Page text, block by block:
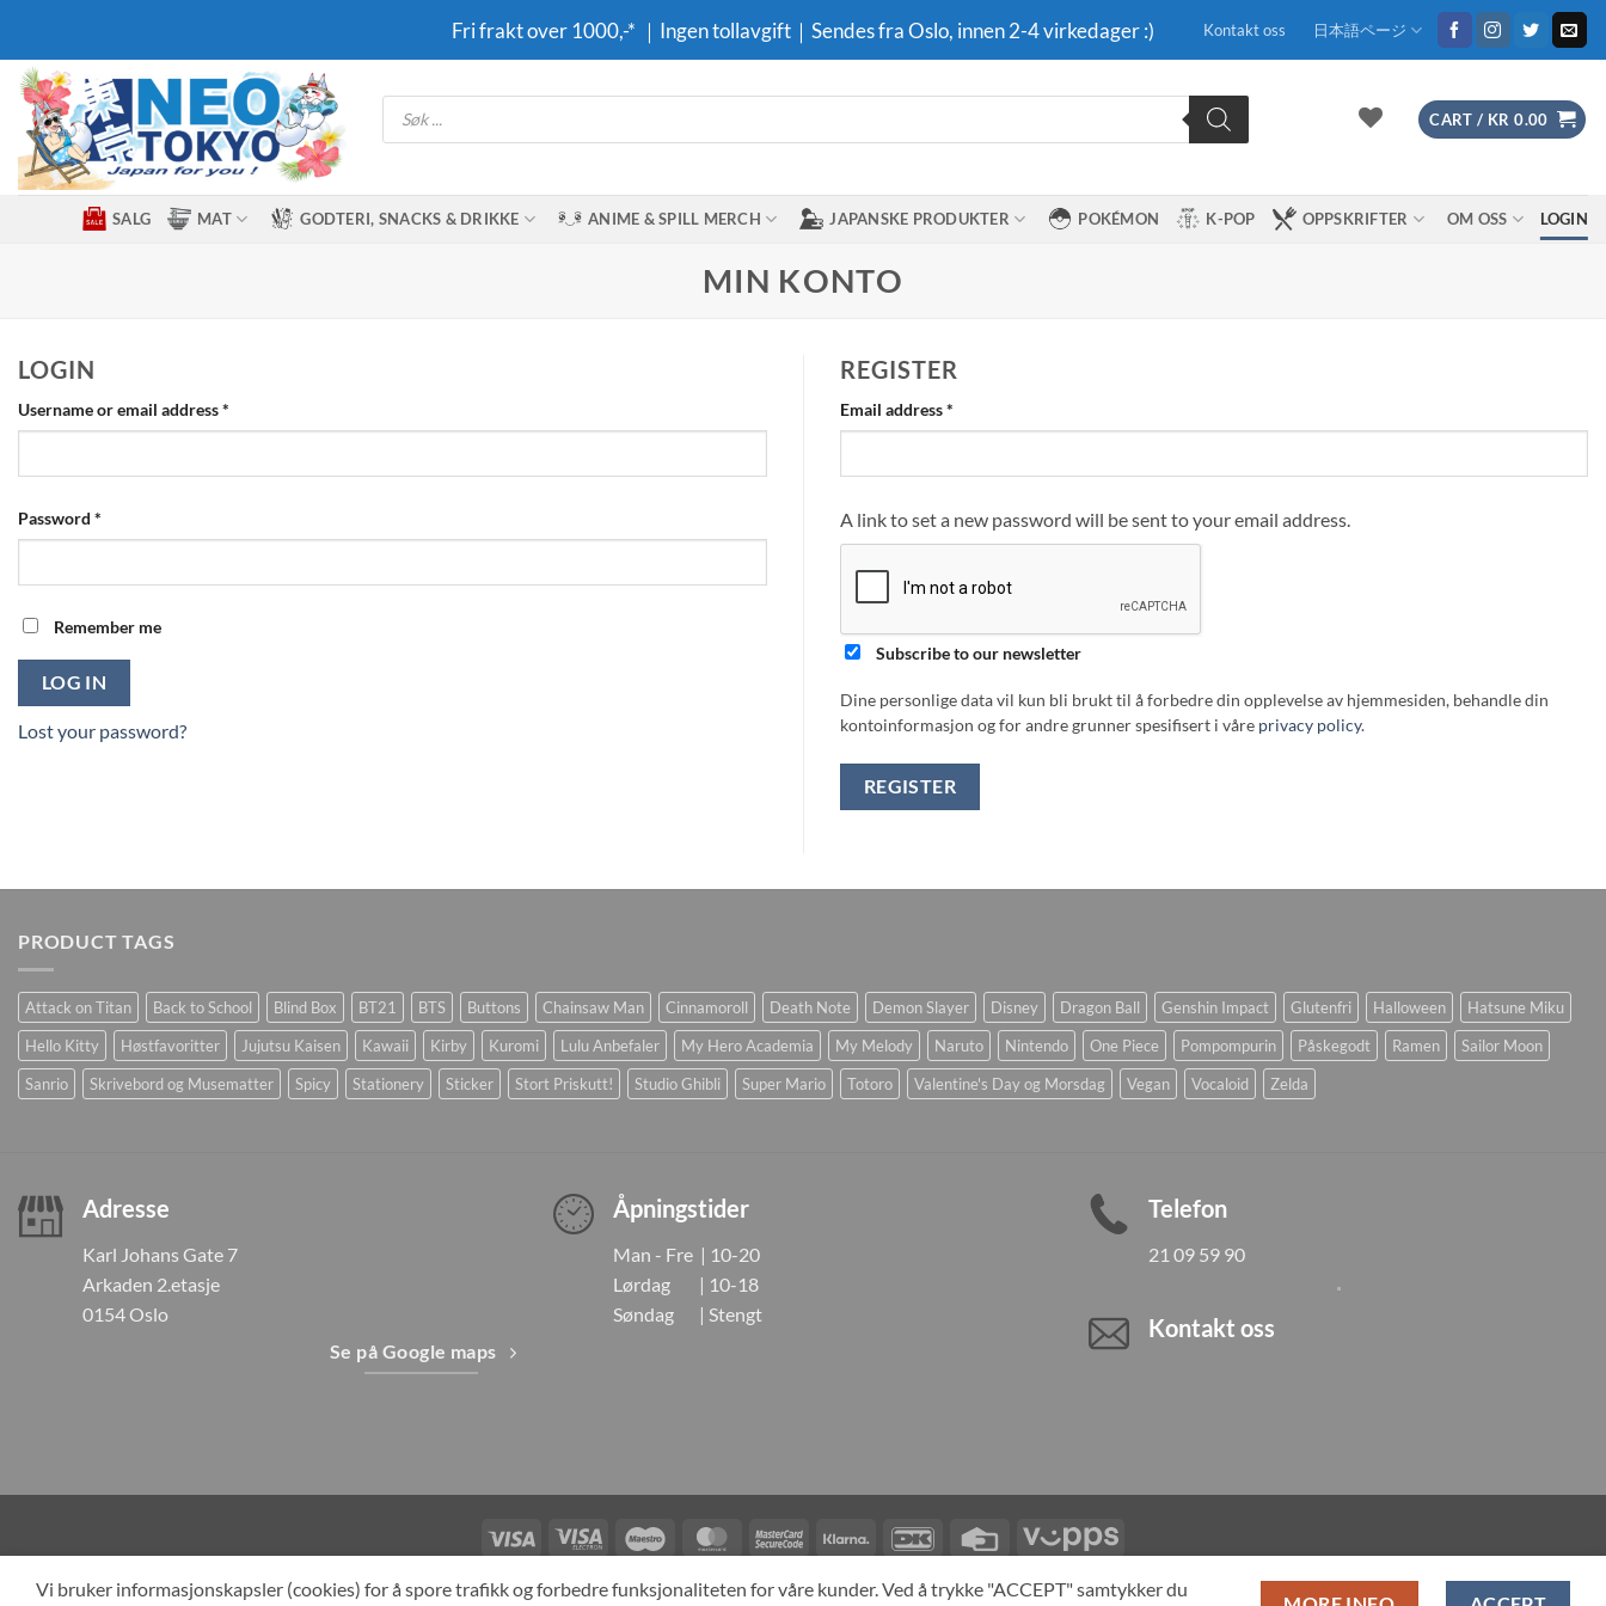
content
Fri frakt over 1000,-* ｜Ingen tollavgift｜Sendes fra Oslo, innen 2-4 virkedager :) Kontakt oss 日本語ページ
Products
search
CART / KR 0.00
SALG MAT GODTERI, SNACKS & DRIKKE ANIME & SPILL MERCH JAPANSKE PRODUKTER POKÉMON K-POP OPPSKRIFTER OM OSS LOGIN
MIN KONTO
LOGIN
Username or email address*
Password *
Remember me
LOG IN
Lost your password?
REGISTER
Email address*
A link to set a new password will be sent to your email address.
Subscribe to our newsletter
Dine personlige data vil kun bli brukt til å forbedre din opplevelse av hjemmesiden, behandle din
kontoinformasjon og for andre grunner spesifisert i våre privacy policy.
REGISTER
PRODUCT TAGS
Attack on Titan Back to School Blind Box BT21 BTS Buttons Chainsaw Man Cinnamoroll Death Note Demon Slayer Disney Dragon Ball Genshin Impact Glutenfri Halloween
Hatsune Miku
Hello Kitty
Høstfavoritter Jujutsu Kaisen Kawaii Kirby Kuromi Lulu Anbefaler My Hero Academia My Melody Naruto Nintendo One Piece Pompompurin Påskegodt Ramen
Sailor Moon
Sanrio
Skrivebord og Musematter Spicy Stationery Sticker Stort Priskutt! Studio Ghibli Super Mario Totoro Valentine's Day og Morsdag Vegan Vocaloid Zelda
Adresse
Karl Johans Gate 7
Arkaden 2.etasje
0154 Oslo
Se på Google maps
Åpningstider
Man - Fre | 10-20
Lørdag | 10-18
Søndag | Stengt
Telefon
21 09 59 90
Kontakt oss
Visa
Visa
Electron
Maestro MasterCardMasterCard
2
Klarna DanKort
Credit
Card
Vipps
TILBAKEKALLINGER KONTAKT OSS OM OSS SPESIALBESTILLING MIN KONTO ALL PRODUCTS
Vi bruker informasjonskapsler (cookies) for å spore trafikk og forbedre funksjonaliteten for våre kunder. Ved å trykke "ACCEPT" samtykker du